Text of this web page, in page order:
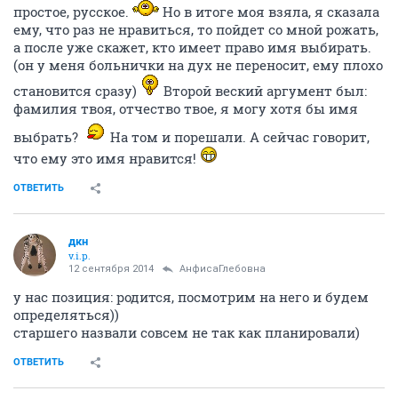
простое, русское.
Но в итоге моя взяла, я сказала
ему, что раз не нравиться, то пойдет со мной рожать,
а после уже скажет, кто имеет право имя выбирать.
(он у меня больнички на дух не переносит, ему плохо
становится сразу)
Второй веский аргумент был:
фамилия твоя, отчество твое, я могу хотя бы имя
выбрать?
На том и порешали. А сейчас говорит,
что ему это имя нравится!
ОТВЕТИТЬ
дкн
v.i.p.
12 сентября 2014 АнфисаГлебовна
у нас позиция: родится, посмотрим на него и будем
определяться))
старшего назвали совсем не так как планировали)
ОТВЕТИТЬ